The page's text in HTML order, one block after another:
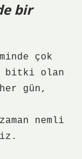
bir
çok
bitki olan
gün,
nemli